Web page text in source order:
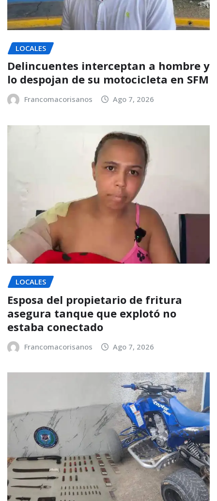
LOCALES
Delincuentes interceptan a hombre y
lo despojan de su motocicleta en SFM
Francomacorisanos Ago 7, 2026
LOCALES
Esposa del propietario de fritura
asegura tanque que explotó no
estaba conectado
Francomacorisanos Ago 7, 2026